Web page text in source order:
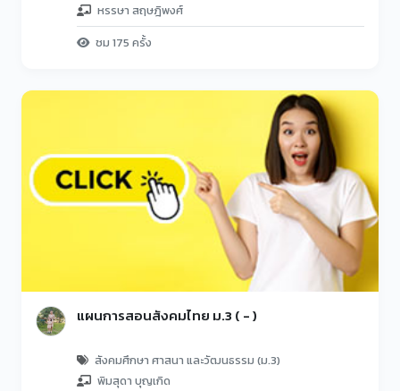
หรรษา สฤษฎิพงศ์
ชม 175 ครั้ง
แผนการสอนสังคมไทย ม.3 ( - )
สังคมศึกษา ศาสนา และวัฒนธรรม (ม.3)
พิมสุดา บุญเกิด